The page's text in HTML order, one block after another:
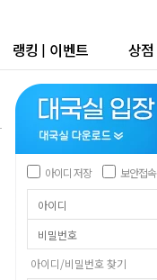
랭킹 | 이벤트 상점
아이디 저장 보안접속
아이디/비밀번호 찾기